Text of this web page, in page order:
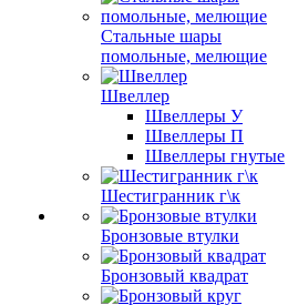
Стальные шары
помольные, мелющие
Швеллер
Швеллеры У
Швеллеры П
Швеллеры гнутые
Шестигранник г\к
Бронзовые втулки
Бронзовый квадрат